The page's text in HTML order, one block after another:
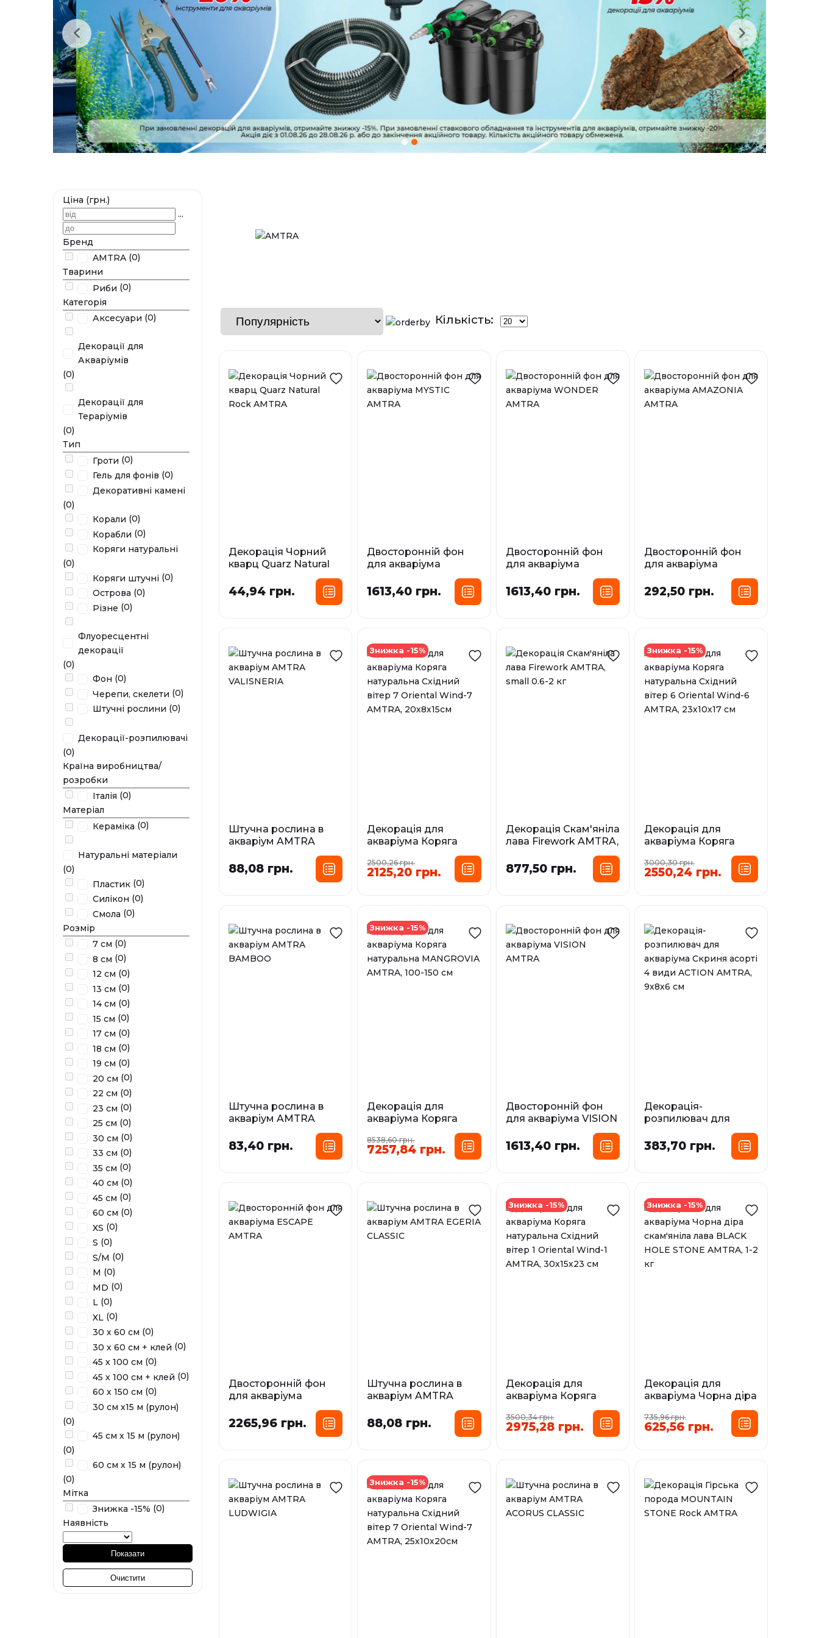
Ціна (грн.)
...
Бренд
AMTRA (0)
Тварини
Риби (0)
Категорія
Аксесуари (0)
Декорації для
Акваріумів
(0)
Декорації для
Тераріумів
(0)
Тип
Гроти (0)
Гель для фонів (0)
Декоративні камені
(0)
Корали (0)
Корабли (0)
Коряги натуральні
(0)
Коряги штучні (0)
Острова (0)
Різне (0)
Флуоресцентні
декорації
(0)
Фон (0)
Черепи, скелети (0)
Штучні рослини (0)
Декорації-розпилювачі
(0)
Країна виробництва/
розробки
Італія (0)
Матеріал
Кераміка (0)
Натуральні матеріали
(0)
Пластик (0)
Силікон (0)
Смола (0)
Розмір
7 см (0)
8 см (0)
12 см (0)
13 см (0)
14 см (0)
15 см (0)
17 см (0)
18 см (0)
19 см (0)
20 см (0)
22 см (0)
23 см (0)
25 см (0)
30 см (0)
33 см (0)
35 см (0)
40 см (0)
45 см (0)
60 см (0)
XS (0)
S (0)
S/M (0)
M (0)
MD (0)
L (0)
XL (0)
30 х 60 см (0)
30 х 60 см + клей (0)
45 х 100 см (0)
45 х 100 см + клей (0)
60 х 150 см (0)
30 см х15 м (рулон)
(0)
45 см х 15 м (рулон)
(0)
60 см х 15 м (рулон)
(0)
Мітка
Знижка -15% (0)
Наявність
Показати
Очистити
Кількість:
Декорація Чорний
кварц Quarz Natural
Розмір:
У наявності
44,94 грн.
Двосторонній фон
для акваріума
Розмір:
60 см х 15 м (рулон)
У наявності
1613,40 грн.
Двосторонній фон
для акваріума
WONDER AMTRA
Розмір:
60 см х 15 м (рулон)
У наявності
1613,40 грн.
Двосторонній фон
для акваріума
AMAZONIA AMTRA
Розмір:
292,50 грн.
Штучна рослина в
акваріум AMTRA
Розмір:
У наявності
88,08 грн.
Знижка -15%
Декорація для
акваріума Коряга
натуральна Східний
вітер 7 Oriental Wind-
7 AMTRA, 20х8х15см
У наявності
2500,26 грн.
2125,20 грн.
Декорація Скам'яніла
лава Firework AMTRA,
Розмір:
877,50 грн.
Знижка -15%
Декорація для
акваріума Коряга
натуральна Східний
вітер 6 Oriental Wind-
6 AMTRA, 23х10х17 см
У наявності
3000,30 грн.
2550,24 грн.
Штучна рослина в
акваріум AMTRA
Розмір:
У наявності
83,40 грн.
Знижка -15%
Декорація для
акваріума Коряга
MANGROVIA AMTRA,
100-150 см
У наявності
8538,60 грн.
7257,84 грн.
Двосторонній фон
для акваріума VISION
Розмір:
60 см х 15 м (рулон)
У наявності
1613,40 грн.
Декорація-
розпилювач для
акваріума Скриня
асорті 4 види ACTION
AMTRA, 9х8х6 см
383,70 грн.
Двосторонній фон
для акваріума
Розмір:
У наявності
2265,96 грн.
Штучна рослина в
акваріум AMTRA
Розмір:
88,08 грн.
Знижка -15%
Декорація для
акваріума Коряга
натуральна Східний
вітер 1 Oriental Wind-1
AMTRA, 30х15х23 см
У наявності
3500,34 грн.
2975,28 грн.
Знижка -15%
Декорація для
акваріума Чорна діра
BLACK HOLE STONE
AMTRA, 1-2 кг
У наявності
735,96 грн.
625,56 грн.
Знижка -15%